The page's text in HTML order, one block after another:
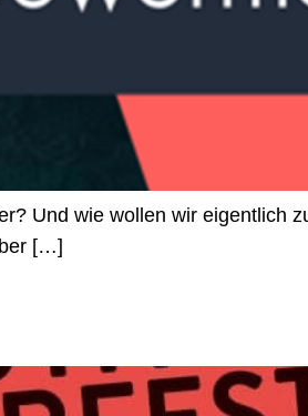
Und wie wollen wir eigentlich
[…]